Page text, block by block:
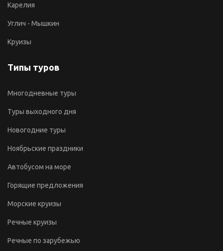
Карелия
Углич - Мышкин
Круизы
Типы туров
Многодневные туры
Туры выходного дня
Новогодние туры
Ноябрьские праздники
Автобусом на море
Горящие предложения
Морские круизы
Речные круизы
Речные по зарубежью